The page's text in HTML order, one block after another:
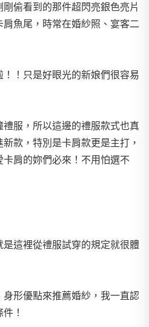
偷看到的那件超閃亮銀色亮片
魚尾，時常在婚紗照、宴客二
！！只是好眼光的新娘們很容易
服，所以這邊的禮服款式也真
款，特別是卡肩款更是主打，
肩的妳們必來！不用怕選不
這裡從禮服試穿的規定就很體
形優點來推薦婚紗，我一直認
！